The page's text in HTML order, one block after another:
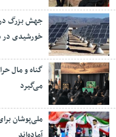
جهش بزرگ
خورشیدی در
گناه و مال
می‌گیرد
ملی‌پوشان